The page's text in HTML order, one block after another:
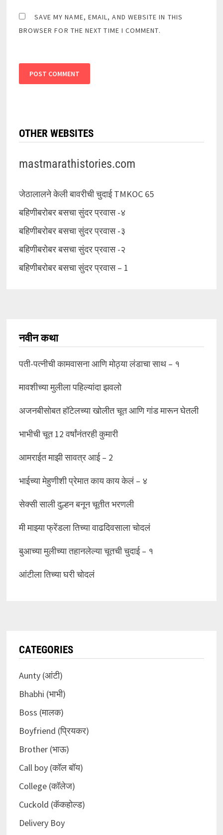
SAVE MY NAME, EMAIL, AND WEBSITE IN THIS
BROWSER FOR THE NEXT TIME I COMMENT.
OTHER WEBSITES
mastmarathistories.com
जेठालालने केली बावरीची चुदाई TMKOC 65
बहिणीबरोबर बसचा सुंदर प्रवास -४
बहिणीबरोबर बसचा सुंदर प्रवास -३
बहिणीबरोबर बसचा सुंदर प्रवास -२
बहिणीबरोबर बसचा सुंदर प्रवास – 1
नवीन कथा
पती-पत्नीची कामवासना आणि मोठ्या लंडाचा साथ – १
मावशीच्या मुलीला पहिल्यांदा झवलो
अजनबीसोबत हॉटेलच्या खोलीत चूत आणि गांड मारून घेतली
भाभीची चूत 12 वर्षांनंतरही कुमारी
आमराईत माझी सावत्र आई – 2
भाईच्या मेहुणीशी प्रेमात काय काय केलं – ४
सेक्सी साली दुल्हन बनून चूतीत भरणली
मी माझ्या फ्रेंडला तिच्या वाढदिवसाला चोदलं
बुआच्या मुलीच्या तहानलेल्या चूतची चुदाई – १
आंटीला तिच्या घरी चोदलं
CATEGORIES
Aunty (आंटी)
Bhabhi (भाभी)
Boss (मालक)
Boyfriend (प्रियकर)
Brother (भाऊ)
Call boy (कॉल बॉय)
College (कॉलेज)
Cuckold (कॅकहोल्ड)
Delivery Boy